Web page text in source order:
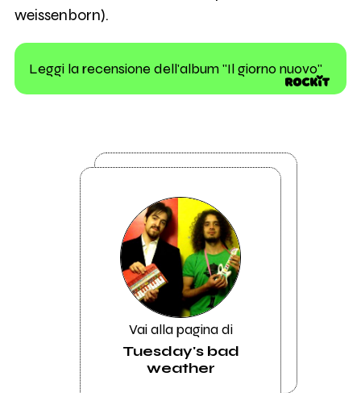
weissenborn).
Leggi la recensione dell'album "Il giorno nuovo"
Vai alla pagina di
Tuesday's bad
weather